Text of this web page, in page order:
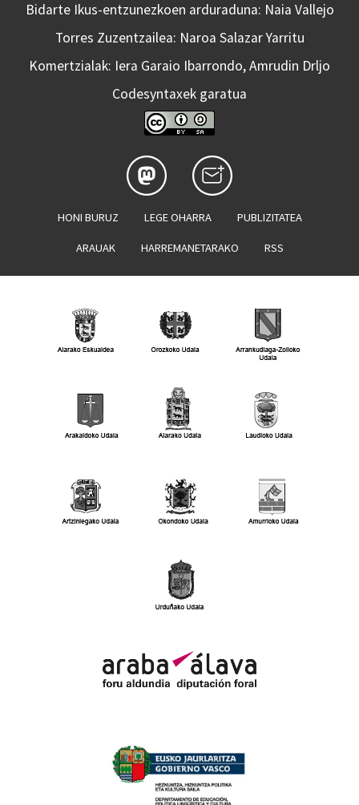
Bidarte Ikus-entzunezkoen arduraduna: Naia Vallejo
Torres Zuzentzailea: Naroa Salazar Yarritu
Komertzialak: Iera Garaio Ibarrondo, Amrudin Drljo
Codesyntaxek garatua
HONI BURUZ LEGE OHARRA PUBLIZITATEA
ARAUAK HARREMANETARAKO RSS